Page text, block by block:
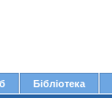
Бібліотека